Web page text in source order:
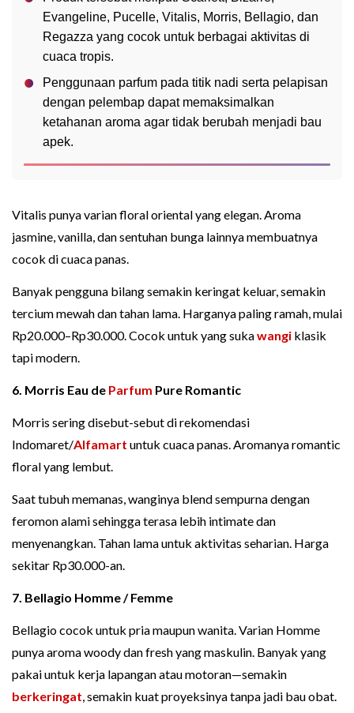
Evangeline, Pucelle, Vitalis, Morris, Bellagio, dan
Regazza yang cocok untuk berbagai aktivitas di
cuaca tropis.
Penggunaan parfum pada titik nadi serta pelapisan
dengan pelembap dapat memaksimalkan
ketahanan aroma agar tidak berubah menjadi bau
apek.
Vitalis punya varian floral oriental yang elegan. Aroma
jasmine, vanilla, dan sentuhan bunga lainnya membuatnya
cocok di cuaca panas.
Banyak pengguna bilang semakin keringat keluar, semakin
tercium mewah dan tahan lama. Harganya paling ramah, mulai
Rp20.000–Rp30.000. Cocok untuk yang sukawangi klasik
tapi modern.
6. Morris Eau de Parfum Pure Romantic
Morris sering disebut-sebut di rekomendasi
Indomaret/Alfamart untuk cuaca panas. Aromanya romantic
floral yang lembut.
Saat tubuh memanas, wanginya blend sempurna dengan
feromon alami sehingga terasa lebih intimate dan
menyenangkan. Tahan lama untuk aktivitas seharian. Harga
sekitar Rp30.000-an.
7. Bellagio Homme / Femme
Bellagio cocok untuk pria maupun wanita. Varian Homme
punya aroma woody dan fresh yang maskulin. Banyak yang
pakai untuk kerja lapangan atau motoran—semakin
berkeringat, semakin kuat proyeksinya tanpa jadi bau obat.